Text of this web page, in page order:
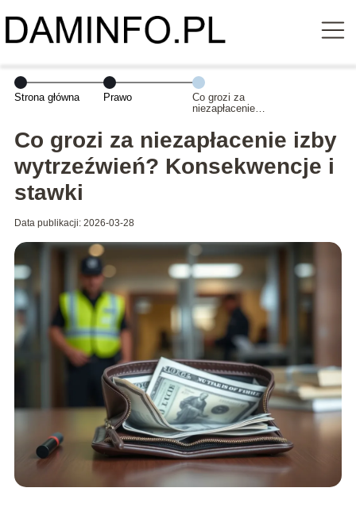
Strona główna Prawo
Co grozi za
niezapłacenie
wytrzeźwień?
Konsekwencje i
stawki
Co grozi za niezapłacenie izby
wytrzeźwień? Konsekwencje i
stawki
Data publikacji: 2026-03-28